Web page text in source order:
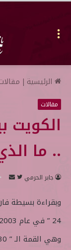
الرئيسية |
مقالات
الكويت
.. ما
جابر الحرمي
ت
ب
ع
س
ب
وبقراءة بسيطة